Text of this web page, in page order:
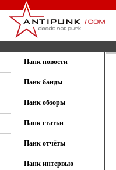
Панк новости
Панк банды
Панк обзоры
Панк статьи
Панк отчёты
Панк интервью